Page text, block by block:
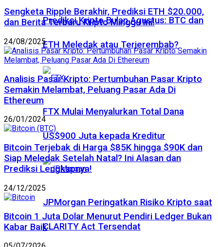
Prediksi Kripto Bulan Agustus: BTC dan
ETH Meledak atau Terjerembab?
FTX Mulai Menyalurkan Total Dana
US$900 Juta kepada Kreditur
JPMorgan Peringatkan Risiko Kripto saat
CLARITY Act Tersendat
Sengketa Ripple Berakhir, Prediksi ETH $20.000,
dan Berita Terbaru Kripto Minggu Ini!
24/08/2025
Analisis Pasar Kripto: Pertumbuhan Pasar Kripto
Semakin Melambat, Peluang Pasar Ada Di
Ethereum
26/01/2024
Bitcoin Terjebak di Harga $85K hingga $90K dan
Siap Meledak Setelah Natal? Ini Alasan dan
Prediksi Lengkapnya!
24/12/2025
Bitcoin 1 Juta Dolar Menurut Pendiri Ledger Bukan
Kabar Baik